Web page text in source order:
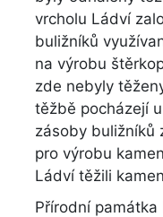
vrcholu Ládví
buližníků
na výrobu
zde nebyly
těžbě pocházejí
zásoby buližníků
pro výrobu
Ládví těžili
Přírodní